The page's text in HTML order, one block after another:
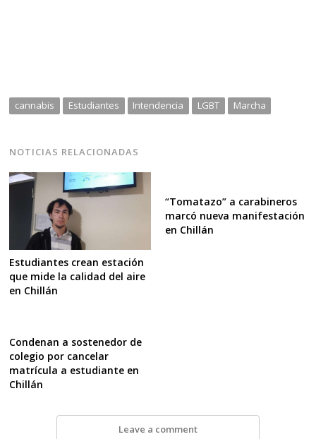
cannabis Estudiantes Intendencia LGBT Marcha
NOTICIAS RELACIONADAS
Estudiantes crean estación
que mide la calidad del aire
en Chillán
“Tomatazo” a carabineros
marcó nueva manifestación
en Chillán
Condenan a sostenedor de
colegio por cancelar
matrícula a estudiante en
Chillán
Leave a comment